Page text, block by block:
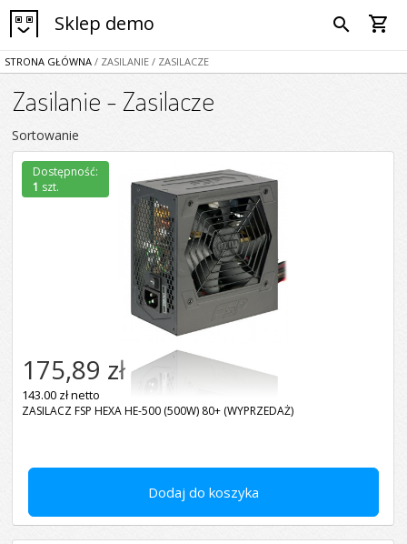
Sklep demo search shopping_cart
STRONA GŁÓWNA / ZASILANIE / ZASILACZE
Zasilanie - Zasilacze
Sortowanie
Dodaj do koszyka
175,89 zł
143.00 zł netto
ZASILACZ FSP HEXA HE-500 (500W) 80+ (WYPRZEDAŻ)
Dostępność:
1 szt.